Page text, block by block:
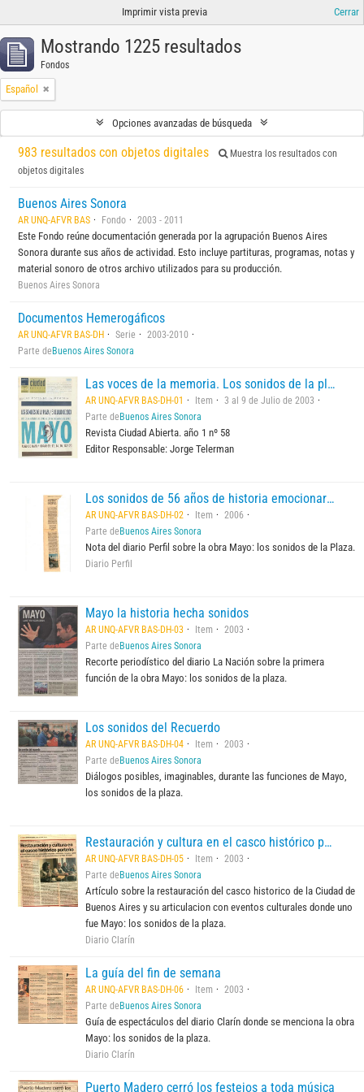
Imprimir vista previa Cerrar
Mostrando 1225 resultados
Fondos
Español
Opciones avanzadas de búsqueda
983 resultados con objetos digitales
Muestra los resultados con
objetos digitales
Buenos Aires Sonora
AR UNQ-AFVR BAS Fondo 2003 - 2011
Este Fondo reúne documentación generada por la agrupación Buenos Aires
Sonora durante sus años de actividad. Esto incluye partituras, programas, notas y
material sonoro de otros archivo utilizados para su producción.
Buenos Aires Sonora
Documentos Hemerogáficos
AR UNQ-AFVR BAS-DH Serie
2003-2010
Parte de Buenos Aires Sonora
Las voces de la memoria. Los sonidos de la plaza
AR UNQ-AFVR BAS-DH-01 Item
3 al 9 de Julio de 2003
Parte de Buenos Aires Sonora
Revista Ciudad Abierta. año 1 nº 58
Editor Responsable: Jorge Telerman
Los sonidos de 56 años de historia emocionaron en la Plaza de Mayo
AR UNQ-AFVR BAS-DH-02 Item
2006
Parte de Buenos Aires Sonora
Nota del diario Perfil sobre la obra Mayo: los sonidos de la Plaza.
Diario Perfil
Mayo la historia hecha sonidos
AR UNQ-AFVR BAS-DH-03 Item
2003
Parte de Buenos Aires Sonora
Recorte periodístico del diario La Nación sobre la primera
función de la obra Mayo: los sonidos de la plaza.
Los sonidos del Recuerdo
AR UNQ-AFVR BAS-DH-04 Item
2003
Parte de Buenos Aires Sonora
Diálogos posibles, imaginables, durante las funciones de Mayo,
los sonidos de la plaza.
Restauración y cultura en el casco histórico porteño
AR UNQ-AFVR BAS-DH-05 Item
2003
Parte de Buenos Aires Sonora
Artículo sobre la restauración del casco historico de la Ciudad de
Buenos Aires y su articulacion con eventos culturales donde uno
fue Mayo: los sonidos de la plaza.
Diario Clarín
La guía del fin de semana
AR UNQ-AFVR BAS-DH-06 Item
2003
Parte de Buenos Aires Sonora
Guía de espectáculos del diario Clarín donde se menciona la obra
Mayo: los sonidos de la plaza.
Diario Clarín
Puerto Madero cerró los festejos a toda música